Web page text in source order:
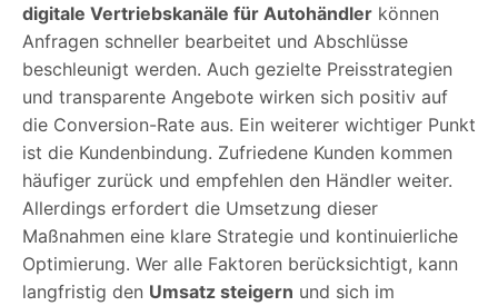
digitale Vertriebskanäle für Autohändler können
Anfragen schneller bearbeitet und Abschlüsse
beschleunigt werden. Auch gezielte Preisstrategien
und transparente Angebote wirken sich positiv auf
die Conversion-Rate aus. Ein weiterer wichtiger Punkt
ist die Kundenbindung. Zufriedene Kunden kommen
häufiger zurück und empfehlen den Händler weiter.
Allerdings erfordert die Umsetzung dieser
Maßnahmen eine klare Strategie und kontinuierliche
Optimierung. Wer alle Faktoren berücksichtigt, kann
langfristig den Umsatz steigern und sich im